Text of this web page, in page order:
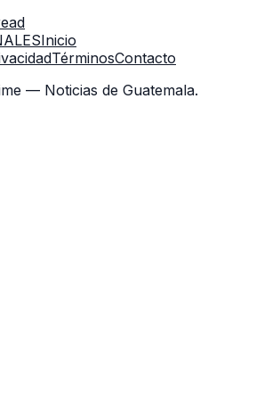
Inicio
TérminosContacto
— Noticias de Guatemala.